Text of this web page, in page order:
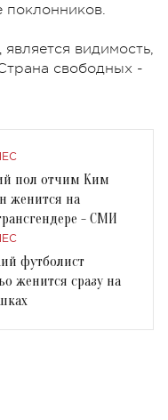
поклонников.
видимость,
свободных -
пол отчим Ким
женится на
- СМИ
футболист
женится сразу на